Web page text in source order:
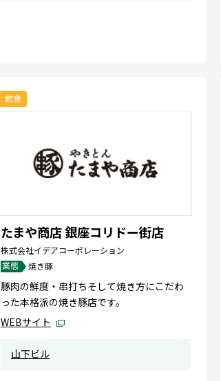
飲食
たまや商店 銀座コリドー街店
株式会社イデアコーポレーション
業態
焼き豚
豚肉の鮮度・串打ちそして焼き方にこだわ
った本格派の焼き豚店です。
WEBサイト
山下ビル